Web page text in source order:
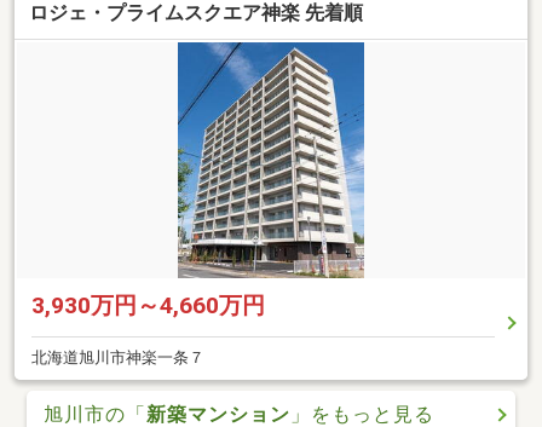
ロジェ・プライムスクエア神楽 先着順
3,930万円～4,660万円
北海道旭川市神楽一条７
旭川市の「新築マンション 」をもっと見る